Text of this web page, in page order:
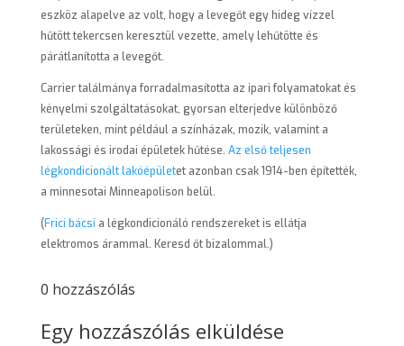
eszköz alapelve az volt, hogy a levegőt egy hideg vízzel
hűtött tekercsen keresztül vezette, amely lehűtötte és
párátlanította a levegőt.
Carrier találmánya forradalmasította az ipari folyamatokat és
kényelmi szolgáltatásokat, gyorsan elterjedve különböző
területeken, mint például a színházak, mozik, valamint a
lakossági és irodai épületek hűtése. Az első teljesen
légkondicionált lakóépületet azonban csak 1914-ben építették,
a minnesotai Minneapolison belül.
(Frici bácsi a légkondicionáló rendszereket is ellátja
elektromos árammal. Keresd őt bizalommal.)
0 hozzászólás
Egy hozzászólás elküldése